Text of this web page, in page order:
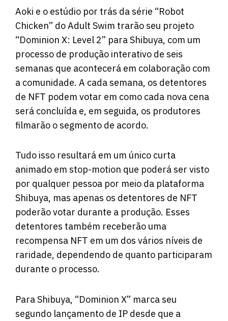
Aoki e o estúdio por trás da série “Robot
Chicken” do Adult Swim trarão seu projeto
“Dominion X: Level 2” para Shibuya, com um
processo de produção interativo de seis
semanas que acontecerá em colaboração com
a comunidade. A cada semana, os detentores
de NFT podem votar em como cada nova cena
será concluída e, em seguida, os produtores
filmarão o segmento de acordo.
Tudo isso resultará em um único curta
animado em stop-motion que poderá ser visto
por qualquer pessoa por meio da plataforma
Shibuya, mas apenas os detentores de NFT
poderão votar durante a produção. Esses
detentores também receberão uma
recompensa NFT em um dos vários níveis de
raridade, dependendo de quanto participaram
durante o processo.
Para Shibuya, “Dominion X” marca seu
segundo lançamento de IP desde que a